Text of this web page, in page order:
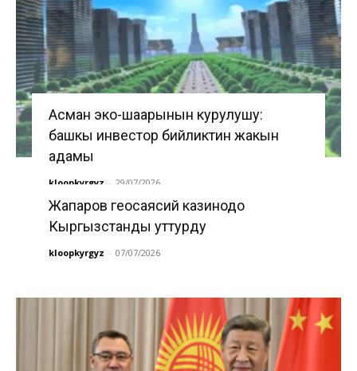
Асман эко-шаарынын курулушу:
башкы инвестор бийликтин жакын
адамы
kloopkyrgyz - 29/07/2026
Жапаров геосаясий казинодо
Кыргызстанды уттурду
kloopkyrgyz - 07/07/2026